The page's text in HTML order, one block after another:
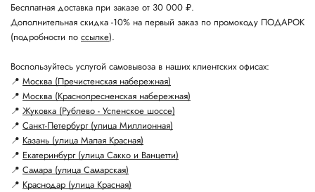
Бесплатная доставка при заказе от 30 000 ₽.
Дополнительная скидка -10% на первый заказ по промокоду ПОДАРОК
(подробности по ссылке).
Воспользуйтесь услугой самовывоза в наших клиентских офисах:
📍 Москва (Пречистенская набережная)
📍 Москва (Краснопресненская набережная)
📍 Жуковка (Рублево - Успенское шоссе)
📍 Санкт-Петербург (улица Миллионная)
📍 Казань (улица Малая Красная)
📍 Екатеринбург (улица Сакко и Ванцетти)
📍 Самара (улица Самарская)
📍 Краснодар (улица Красная)